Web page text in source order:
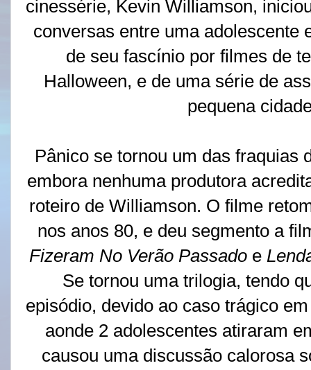
cinessérie, Kevin Williamson,
conversas entre uma adolescente
de seu fascínio por filmes de
Halloween, e de uma série de
pequena
Pânico se tornou um das fraquias
embora nenhuma produtora
roteiro de Williamson. O filme
nos anos 80, e deu segmento a
Fizeram No Verão Passadoe
Se tornou uma trilogia, tendo
episódio, devido ao caso trágico
aonde 2 adolescentes atiraram
causou uma discussão calorosa